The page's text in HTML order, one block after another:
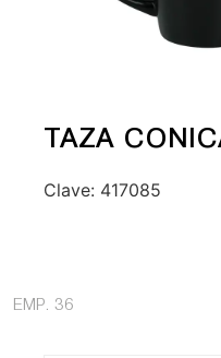
TAZA
Clave: 417085
EMP. 36